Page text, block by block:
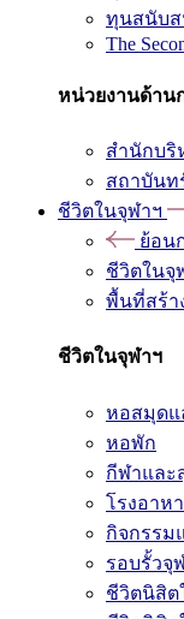
ทุนสนับส
The
หน่วยงานด้าน
สำนักบริ
สถาบัน
ชีวิตในจุฬาฯ
ย้อน
ชีวิตในจุ
พื้นที่สร้า
ชีวิตในจุฬาฯ
หอสมุดแ
หอพัก
กีฬาแล
โรงอาห
กิจกรรม
รอบรั้วจุ
ชีวิตนิสิต